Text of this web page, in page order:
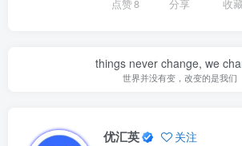
点赞8 分享 收
things never change, we
世界并没有变，改变的是我们
优汇英 关注